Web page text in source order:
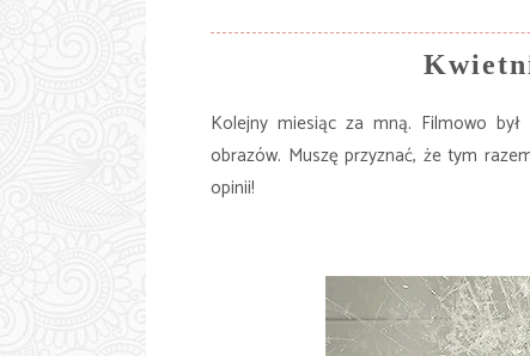
Kolejny miesiąc za mną. Filmowo
obrazów. Muszę przyznać, że tym
opinii!